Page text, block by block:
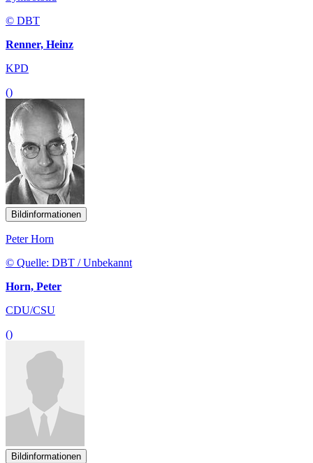
© DBT
Renner, Heinz
KPD
()
Bildinformationen
Peter Horn
© Quelle: DBT / Unbekannt
Horn, Peter
CDU/CSU
()
Bildinformationen